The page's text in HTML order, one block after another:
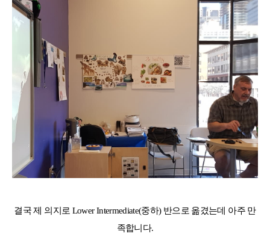
결국 제 의지로 Lower Intermediate(중하) 반으로 옮겼는데 아주 만
족합니다.